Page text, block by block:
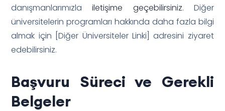
danışmanlarımızlailetişime geçebilirsiniz. Diğer
üniversitelerin programları hakkında daha fazla bilgi
almak için [Diğer Üniversiteler Linki] adresini ziyaret
edebilirsiniz.
Başvuru Süreci ve Gerekli
Belgeler